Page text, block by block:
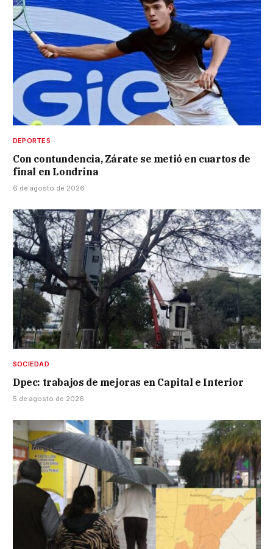
DEPORTES
Con contundencia, Zárate se metió en cuartos de
final en Londrina
6 de agosto de 2026
SOCIEDAD
Dpec: trabajos de mejoras en Capital e Interior
5 de agosto de 2026